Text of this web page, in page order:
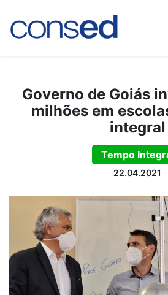
Governo de Goiás
milhões em
integral
Tempo
22.04.2021